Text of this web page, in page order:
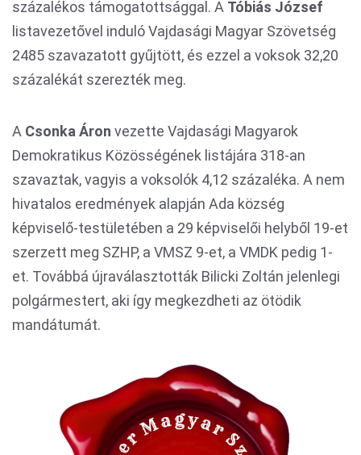
százalékos támogatottsággal. A Tóbiás József
listavezetővel induló Vajdasági Magyar Szövetség
2485 szavazatott gyűjtött, és ezzel a voksok 32,20
százalékát szerezték meg.
A Csonka Áron vezette Vajdasági Magyarok
Demokratikus Közösségének listájára 318-an
szavaztak, vagyis a voksolók 4,12 százaléka. A nem
hivatalos eredmények alapján Ada község
képviselő-testületében a 29 képviselői helyből 19-et
szerzett meg SZHP, a VMSZ 9-et, a VMDK pedig 1-
et. Továbbá újraválasztották Bilicki Zoltán jelenlegi
polgármestert, aki így megkezdheti az ötödik
mandátumát.